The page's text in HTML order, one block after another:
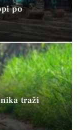
po
traži